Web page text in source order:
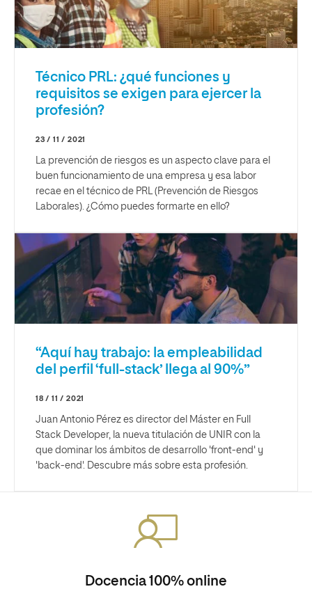
Técnico PRL: ¿qué funciones y
requisitos se exigen para ejercer la
profesión?
23 / 11 / 2021
La prevención de riesgos es un aspecto clave para el
buen funcionamiento de una empresa y esa labor
recae en el técnico de PRL (Prevención de Riesgos
Laborales). ¿Cómo puedes formarte en ello?
“Aquí hay trabajo: la empleabilidad
del perfil ‘full-stack’ llega al 90%”
18 / 11 / 2021
Juan Antonio Pérez es director del Máster en Full
Stack Developer, la nueva titulación de UNIR con la
que dominar los ámbitos de desarrollo 'front-end' y
'back-end'. Descubre más sobre esta profesión.
Docencia 100% online